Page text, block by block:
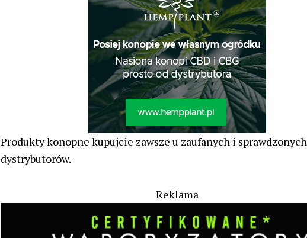
Produkty konopne kupujcie zawsze u zaufanych i sprawdzonych
dystrybutorów.
Reklama